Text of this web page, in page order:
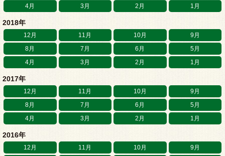
4月
3月 2月 1月
2018年
12月 11月 10月
9月
8月
7月 6月
5月
4月
3月 2月 1月
2017年
12月 11月 10月
9月
8月
7月 6月
5月
4月
3月 2月 1月
2016年
12月 11月 10月
9月